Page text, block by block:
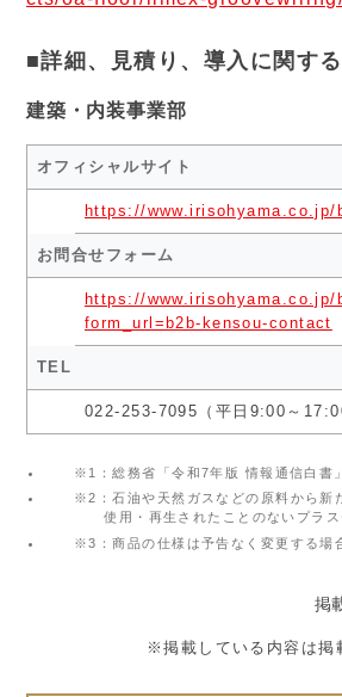
■詳細、見積り、導入に関す
建築・内装事業部
オフィシャルサイト
https://www.irisohyama.co.jp/
お問合せフォーム
https://www.irisohyama.co.jp/
form_url=b2b-kensou-contact
TEL
022-253-7095（平日9:00～
※1：総務省「令和7年版 情報通信白書
※2：石油や天然ガスなどの原料から新
使用・再生されたことのないプラス
※3：商品の仕様は予告なく変更する場
掲
※掲載している内容は掲